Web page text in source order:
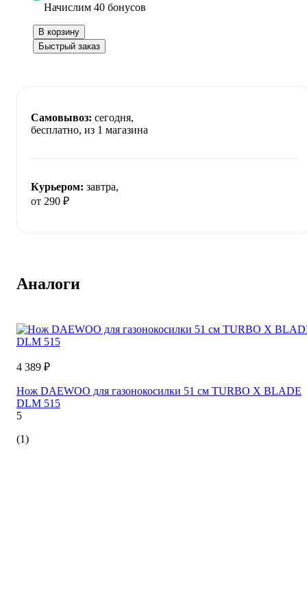
Начислим 40 бонусов
В корзину
Быстрый заказ
Самовывоз: сегодня,
бесплатно, из 1 магазина
Курьером: завтра,
от 290 ₽
Аналоги
4 389 ₽
Нож DAEWOO для газонокосилки 51 см TURBO X BLADE
DLM 515
5
(1)